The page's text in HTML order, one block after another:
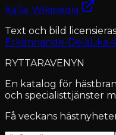
Källa: Wikipedia
Text och bild
Erkännande-DelaLika
RYTTARAVENYN
En katalog för
och specialisttjänster
Få veckans